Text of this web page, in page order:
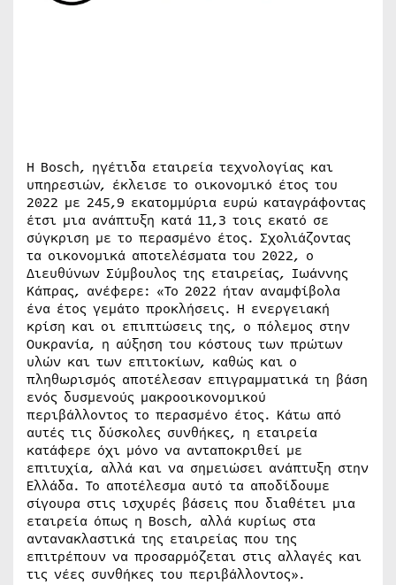
H Bosch, ηγέτιδα εταιρεία τεχνολογίας και
υπηρεσιών, έκλεισε το οικονομικό έτος του
2022 με 245,9 εκατομμύρια ευρώ καταγράφοντας
έτσι μια ανάπτυξη κατά 11,3 τοις εκατό σε
σύγκριση με το περασμένο έτος. Σχολιάζοντας
τα οικονομικά αποτελέσματα του 2022, ο
Διευθύνων Σύμβουλος της εταιρείας, Ιωάννης
Κάπρας, ανέφερε: «Το 2022 ήταν αναμφίβολα
ένα έτος γεμάτο προκλήσεις. Η ενεργειακή
κρίση και οι επιπτώσεις της, ο πόλεμος στην
Ουκρανία, η αύξηση του κόστους των πρώτων
υλών και των επιτοκίων, καθώς και ο
πληθωρισμός αποτέλεσαν επιγραμματικά τη βάση
ενός δυσμενούς μακροοικονομικού
περιβάλλοντος το περασμένο έτος. Κάτω από
αυτές τις δύσκολες συνθήκες, η εταιρεία
κατάφερε όχι μόνο να ανταποκριθεί με
επιτυχία, αλλά και να σημειώσει ανάπτυξη στην
Ελλάδα. Το αποτέλεσμα αυτό τα αποδίδουμε
σίγουρα στις ισχυρές βάσεις που διαθέτει μια
εταιρεία όπως η Bosch, αλλά κυρίως στα
αντανακλαστικά της εταιρείας που της
επιτρέπουν να προσαρμόζεται στις αλλαγές και
τις νέες συνθήκες του περιβάλλοντος».